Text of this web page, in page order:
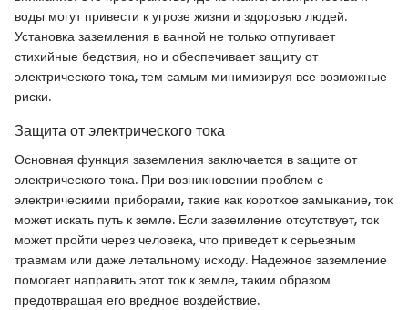
воды могут привести к угрозе жизни и здоровью людей.
Установка заземления в ванной не только отпугивает
стихийные бедствия, но и обеспечивает защиту от
электрического тока, тем самым минимизируя все возможные
риски.
Защита от электрического тока
Основная функция заземления заключается в защите от
электрического тока. При возникновении проблем с
электрическими приборами, такие как короткое замыкание, ток
может искать путь к земле. Если заземление отсутствует, ток
может пройти через человека, что приведет к серьезным
травмам или даже летальному исходу. Надежное заземление
помогает направить этот ток к земле, таким образом
предотвращая его вредное воздействие.